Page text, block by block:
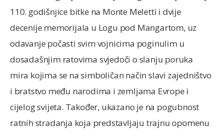
110. godišnjice bitke na Monte Meletti i dvije
decenije memorijala u Logu pod Mangartom, uz
odavanje počasti svim vojnicima poginulim u
dosadašnjim ratovima svjedoči o slanju poruka
mira kojima se na simboličan način slavi zajedništvo
i bratstvo među narodima i zemljama Evrope i
cijelog svijeta. Također, ukazano je na pogubnost
ratnih stradanja koja predstavljaju trajnu opomenu